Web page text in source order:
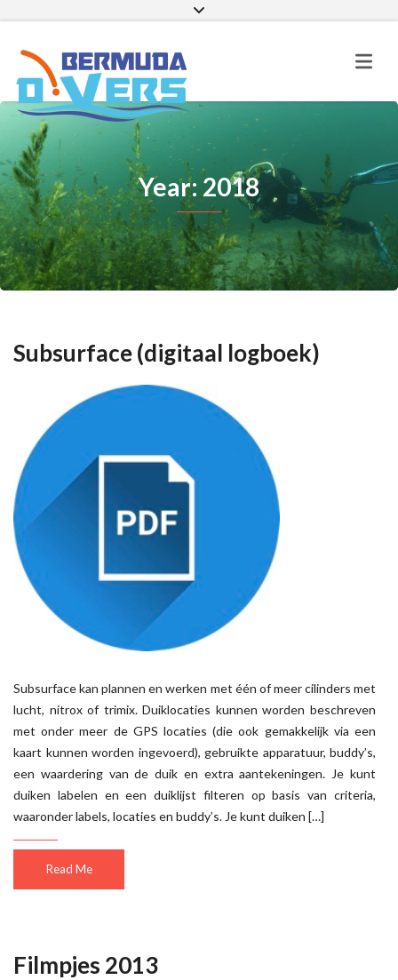
Facebook
Year: 2018
Subsurface (digitaal logboek)
Subsurface kan plannen en werken met één of meer cilinders met
lucht, nitrox of trimix. Duiklocaties kunnen worden beschreven
met onder meer de GPS locaties (die ook gemakkelijk via een
kaart kunnen worden ingevoerd), gebruikte apparatuur, buddy’s,
een waardering van de duik en extra aantekeningen. Je kunt
duiken labelen en een duiklijst filteren op basis van criteria,
waaronder labels, locaties en buddy’s. Je kunt duiken […]
Read Me
Filmpjes 2013